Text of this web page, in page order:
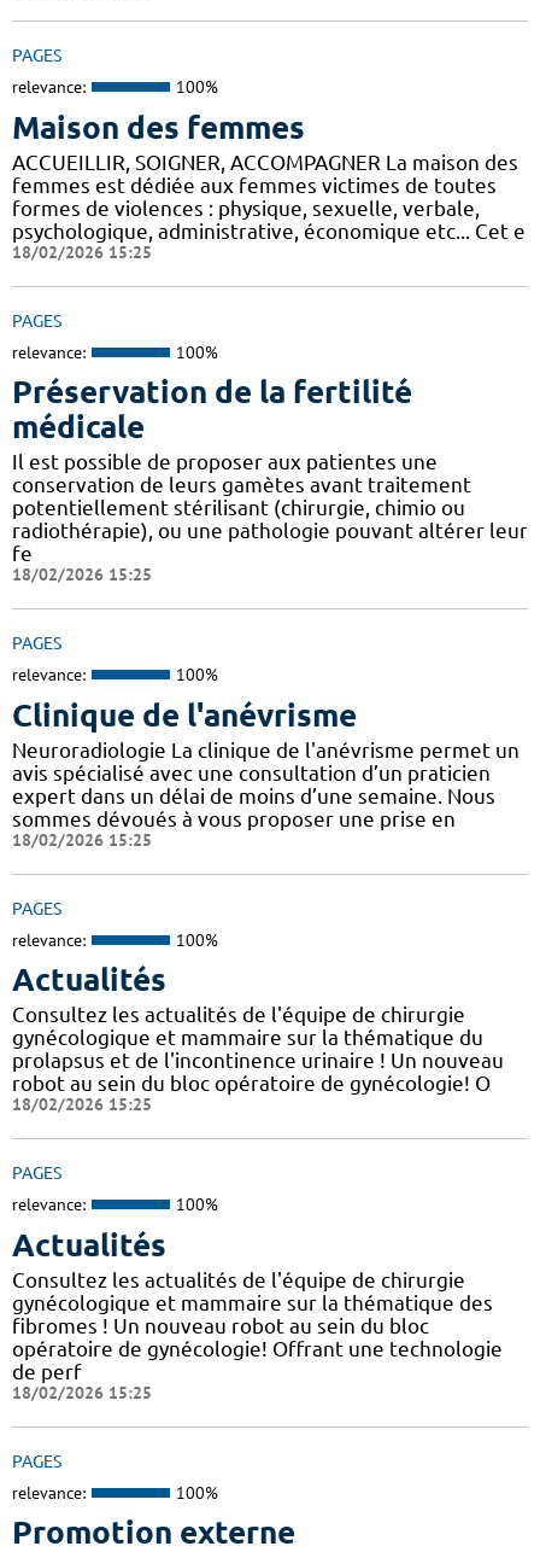
PAGES
relevance: 100%
Maison des femmes
ACCUEILLIR, SOIGNER, ACCOMPAGNER La maison des
femmes est dédiée aux femmes victimes de toutes
formes de violences : physique, sexuelle, verbale,
psychologique, administrative, économique etc... Cet e
18/02/2026 15:25
PAGES
relevance: 100%
Préservation de la fertilité
médicale
Il est possible de proposer aux patientes une
conservation de leurs gamètes avant traitement
potentiellement stérilisant (chirurgie, chimio ou
radiothérapie), ou une pathologie pouvant altérer leur
fe
18/02/2026 15:25
PAGES
relevance: 100%
Clinique de l'anévrisme
Neuroradiologie La clinique de l'anévrisme permet un
avis spécialisé avec une consultation d’un praticien
expert dans un délai de moins d’une semaine. Nous
sommes dévoués à vous proposer une prise en
18/02/2026 15:25
PAGES
relevance: 100%
Actualités
Consultez les actualités de l'équipe de chirurgie
gynécologique et mammaire sur la thématique du
prolapsus et de l'incontinence urinaire ! Un nouveau
robot au sein du bloc opératoire de gynécologie! O
18/02/2026 15:25
PAGES
relevance: 100%
Actualités
Consultez les actualités de l'équipe de chirurgie
gynécologique et mammaire sur la thématique des
fibromes ! Un nouveau robot au sein du bloc
opératoire de gynécologie! Offrant une technologie
de perf
18/02/2026 15:25
PAGES
relevance: 100%
Promotion externe